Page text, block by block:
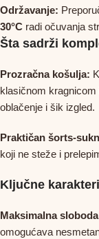
Održavanje:
30°C radi očuvanja
Šta sadrži
Prozračna košulja:
klasičnom
oblačenje i šik izgled.
Praktičan šorts-
koji ne steže i
Ključne
Maksimalna
omogućava